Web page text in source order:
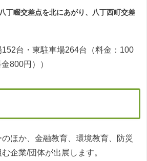
丁畷交差点を北にあがり、八丁西町交差
台・東駐車場264台（料金：100
800円））
ほか、金融教育、環境教育、防災
企業/団体が出展します。